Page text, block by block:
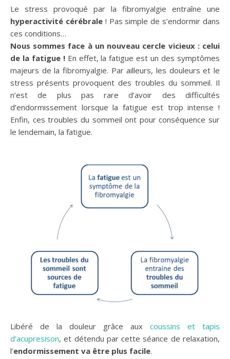
Le stress provoqué par la fibromyalgie entraîne une
hyperactivité cérébrale! Pas simple de s’endormir dans
ces conditions…
Nous sommes face à un nouveau cercle vicieux : celui
de la fatigue !En effet, la fatigue est un des symptômes
majeurs de la fibromyalgie. Par ailleurs, les douleurs et le
stress présents provoquent des troubles du sommeil. Il
n’est de plus pas rare d’avoir des difficultés
d’endormissement lorsque la fatigue est trop intense !
Enfin, ces troubles du sommeil ont pour conséquence sur
le lendemain, la fatigue.
Libéré de la douleur grâce aux coussins et tapis
d’acupresison, et détendu par cette séance de relaxation,
l’endormissement va être plus facile.